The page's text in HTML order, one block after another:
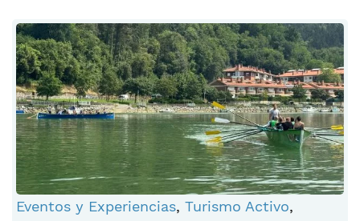
Eventos y Experiencias, Turismo Activo,